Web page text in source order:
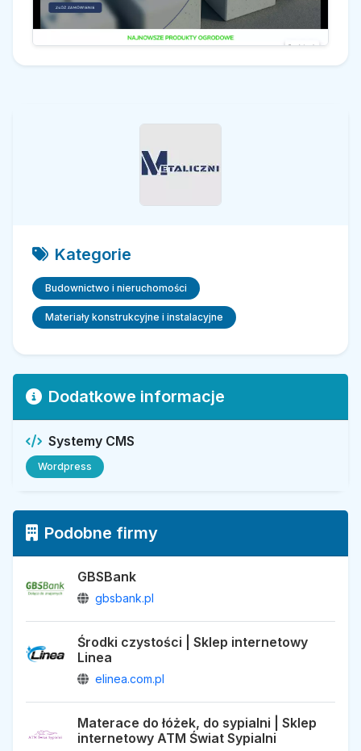
Kategorie
Budownictwo i nieruchomości
Materiały konstrukcyjne i instalacyjne
Dodatkowe informacje
Systemy CMS
Wordpress
Podobne firmy
GBSBank
gbsbank.pl
Środki czystości | Sklep internetowy
Linea
elinea.com.pl
Materace do łóżek, do sypialni | Sklep
internetowy ATM Świat Sypialni